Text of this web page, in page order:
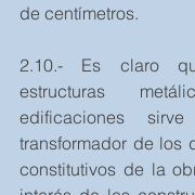
de centímetros.
2.10.- Es claro
estructuras
edificaciones
transformador de los
constitutivos de la